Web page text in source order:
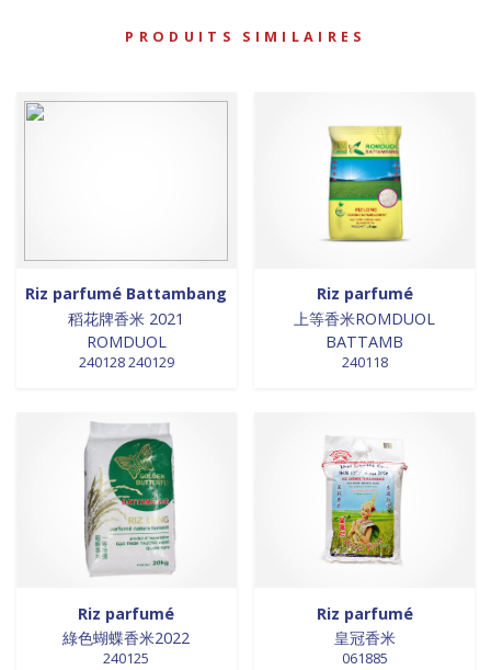
PRODUITS SIMILAIRES
Riz parfumé Battambang
稻花牌香米 2021
ROMDUOL
240128 240129
Riz parfumé
上等香米ROMDUOL
BATTAMB
240118
Riz parfumé
綠色蝴蝶香米2022
240125
Riz parfumé
皇冠香米
061885